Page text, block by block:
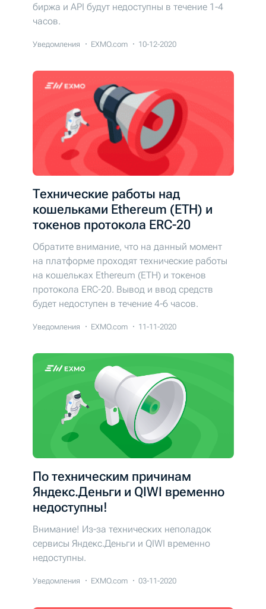
биржа и API будут недоступны в течение 1-4
часов.
Уведомления EXMO.com 10-12-2020
Технические работы над
кошельками Ethereum (ETH) и
токенов протокола ERC-20
Обратите внимание, что на данный момент
на платформе проходят технические работы
на кошельках Ethereum (ETH) и токенов
протокола ERC-20. Вывод и ввод средств
будет недоступен в течение 4-6 часов.
Уведомления EXMO.com 11-11-2020
По техническим причинам
Яндекс.Деньги и QIWI временно
недоступны!
Внимание! Из-за технических неполадок
сервисы Яндекс.Деньги и QIWI временно
недоступны.
Уведомления EXMO.com 03-11-2020